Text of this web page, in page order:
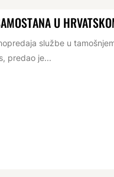
U
službe u
predao je...